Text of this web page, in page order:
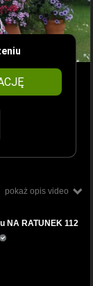
pokaż opis video
NA RATUNEK 112